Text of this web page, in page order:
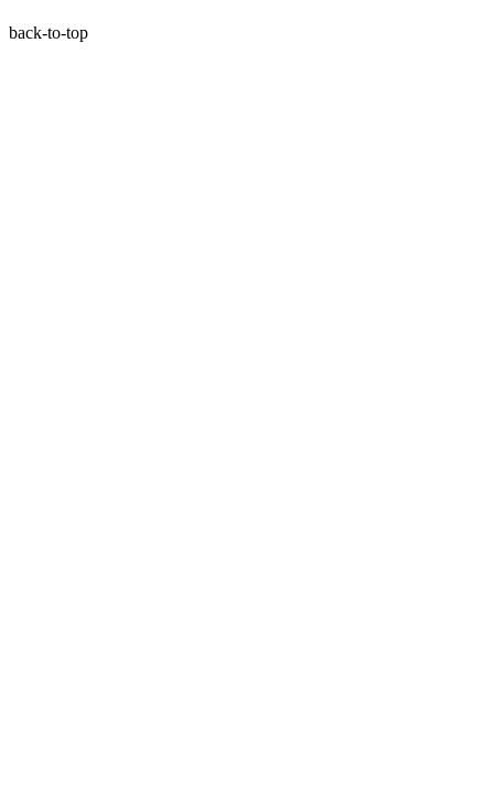
back-to-top